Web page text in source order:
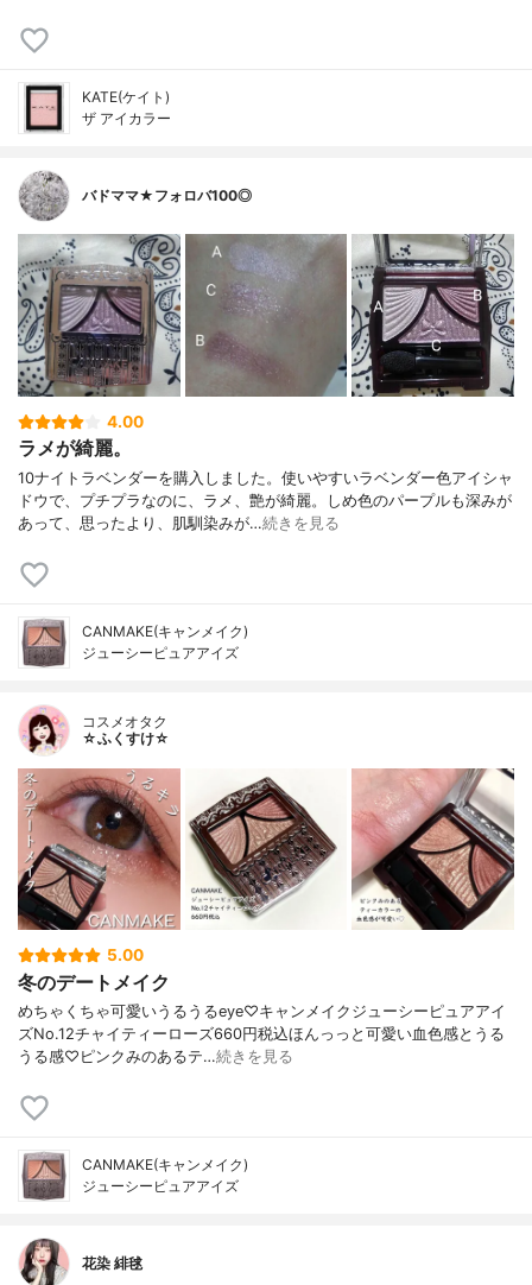
KATE(ケイト)
ザ アイカラー
バドママ★フォロバ100◎
4.00
ラメが綺麗。
10ナイトラベンダーを購入しました。使いやすいラベンダー色アイシャ
ドウで、プチプラなのに、ラメ、艶が綺麗。しめ色のパープルも深みが
あって、思ったより、肌馴染みが…続きを見る
CANMAKE(キャンメイク)
ジューシーピュアアイズ
コスメオタク
☆ふくすけ☆
5.00
冬のデートメイク
めちゃくちゃ可愛いうるうるeye♡キャンメイクジューシーピュアアイ
ズNo.12チャイティーローズ660円税込ほんっっと可愛い血色感とうる
うる感♡ピンクみのあるテ…続きを見る
CANMAKE(キャンメイク)
ジューシーピュアアイズ
花染 緋毬